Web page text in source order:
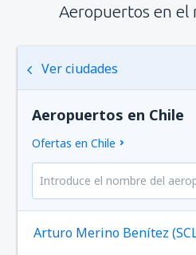
Aeropuertos en el
Ver ciudades
Aeropuertos en Chile
Ofertas en Chile
Arturo Merino Benítez